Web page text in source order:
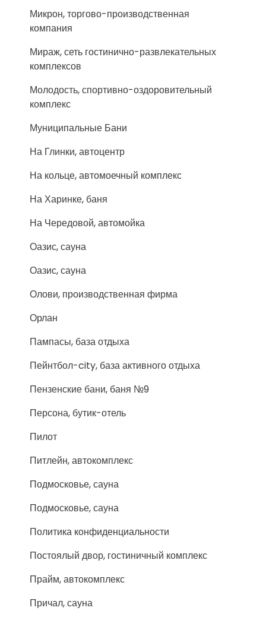
Микрон, торгово-производственная
компания
Мираж, сеть гостинично-развлекательных
комплексов
Молодость, спортивно-оздоровительный
комплекс
Муниципальные Бани
На Глинки, автоцентр
На кольце, автомоечный комплекс
На Харинке, баня
На Чередовой, автомойка
Оазис, сауна
Оазис, сауна
Олови, производственная фирма
Орлан
Пампасы, база отдыха
Пейнтбол-city, база активного отдыха
Пензенские бани, баня №9
Персона, бутик-отель
Пилот
Питлейн, автокомплекс
Подмосковье, сауна
Подмосковье, сауна
Политика конфиденциальности
Постоялый двор, гостиничный комплекс
Прайм, автокомплекс
Причал, сауна